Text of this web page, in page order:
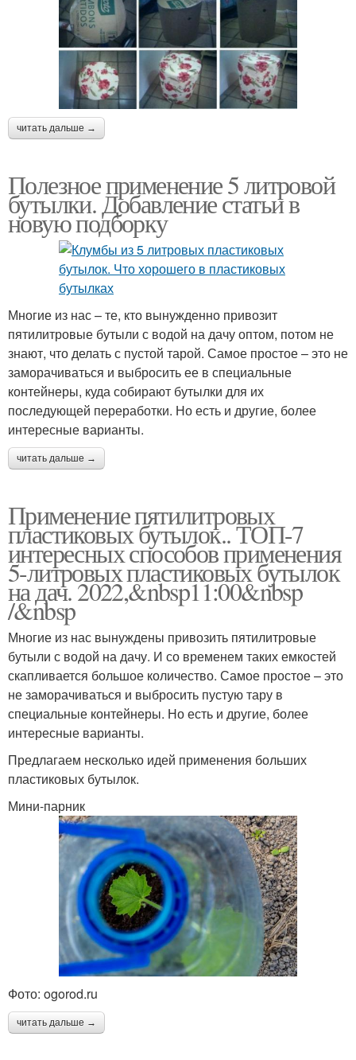
читать дальше →
Полезное применение 5 литровой
бутылки. Добавление статьи в
новую подборку
Многие из нас – те, кто вынужденно привозит
пятилитровые бутыли с водой на дачу оптом, потом не
знают, что делать с пустой тарой. Самое простое – это не
заморачиваться и выбросить ее в специальные
контейнеры, куда собирают бутылки для их
последующей переработки. Но есть и другие, более
интересные варианты.
читать дальше →
Применение пятилитровых
пластиковых бутылок.. ТОП-7
интересных способов применения
5-литровых пластиковых бутылок
на дач. 2022,&nbsp11:00&nbsp
/&nbsp
Многие из нас вынуждены привозить пятилитровые
бутыли с водой на дачу. И со временем таких емкостей
скапливается большое количество. Самое простое – это
не заморачиваться и выбросить пустую тару в
специальные контейнеры. Но есть и другие, более
интересные варианты.
Предлагаем несколько идей применения больших
пластиковых бутылок.
Мини-парник
Фото: ogorod.ru
читать дальше →